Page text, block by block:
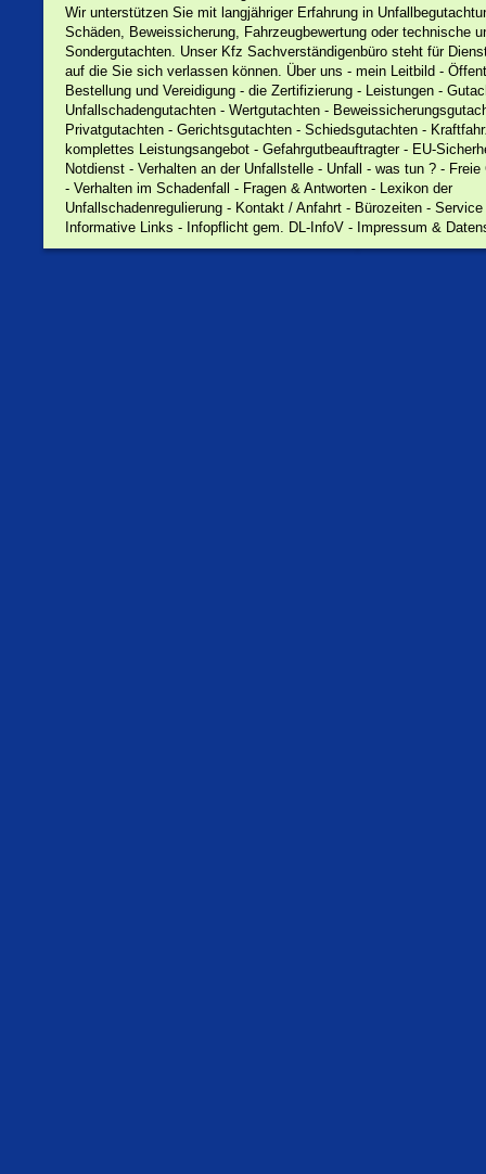
Wir unterstützen Sie mit langjähriger Erfahrung in
Schäden, Beweissicherung, Fahrzeugbewertung oder technische
Sondergutachten. Unser Kfz Sachverständigenbüro steht für
auf die Sie sich verlassen können. Über uns - mein Leitbild -
Bestellung und Vereidigung - die Zertifizierung - Leistungen -
Unfallschadengutachten - Wertgutachten -
Privatgutachten - Gerichtsgutachten - Schiedsgutachten -
komplettes Leistungsangebot - Gefahrgutbeauftragter - EU-
Notdienst - Verhalten an der Unfallstelle - Unfall - was tun ? - Freie
- Verhalten im Schadenfall - Fragen & Antworten - Lexikon der
Unfallschadenregulierung - Kontakt / Anfahrt - Bürozeiten -
Informative Links - Infopflicht gem. DL-InfoV - Impressum &